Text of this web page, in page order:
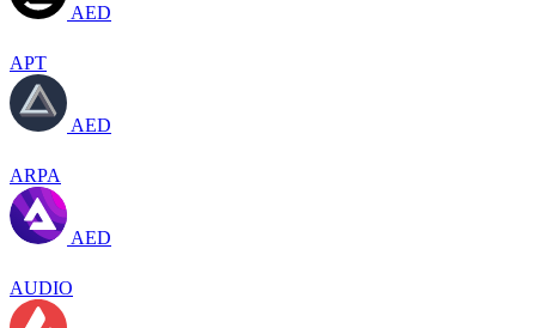
AED
APT
AED
ARPA
AED
AUDIO